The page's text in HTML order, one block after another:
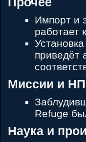
Импорт и
работает
приведёт
Миссии и
Refuge
Наука и